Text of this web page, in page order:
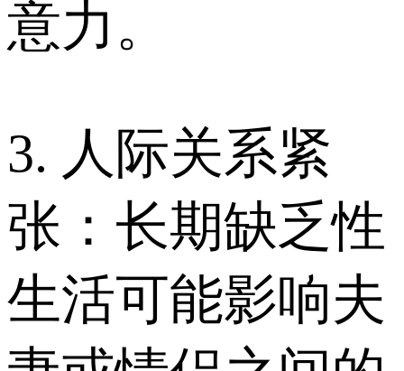
意力。
3. 人际关系紧
张：长期缺乏性
生活可能影响夫